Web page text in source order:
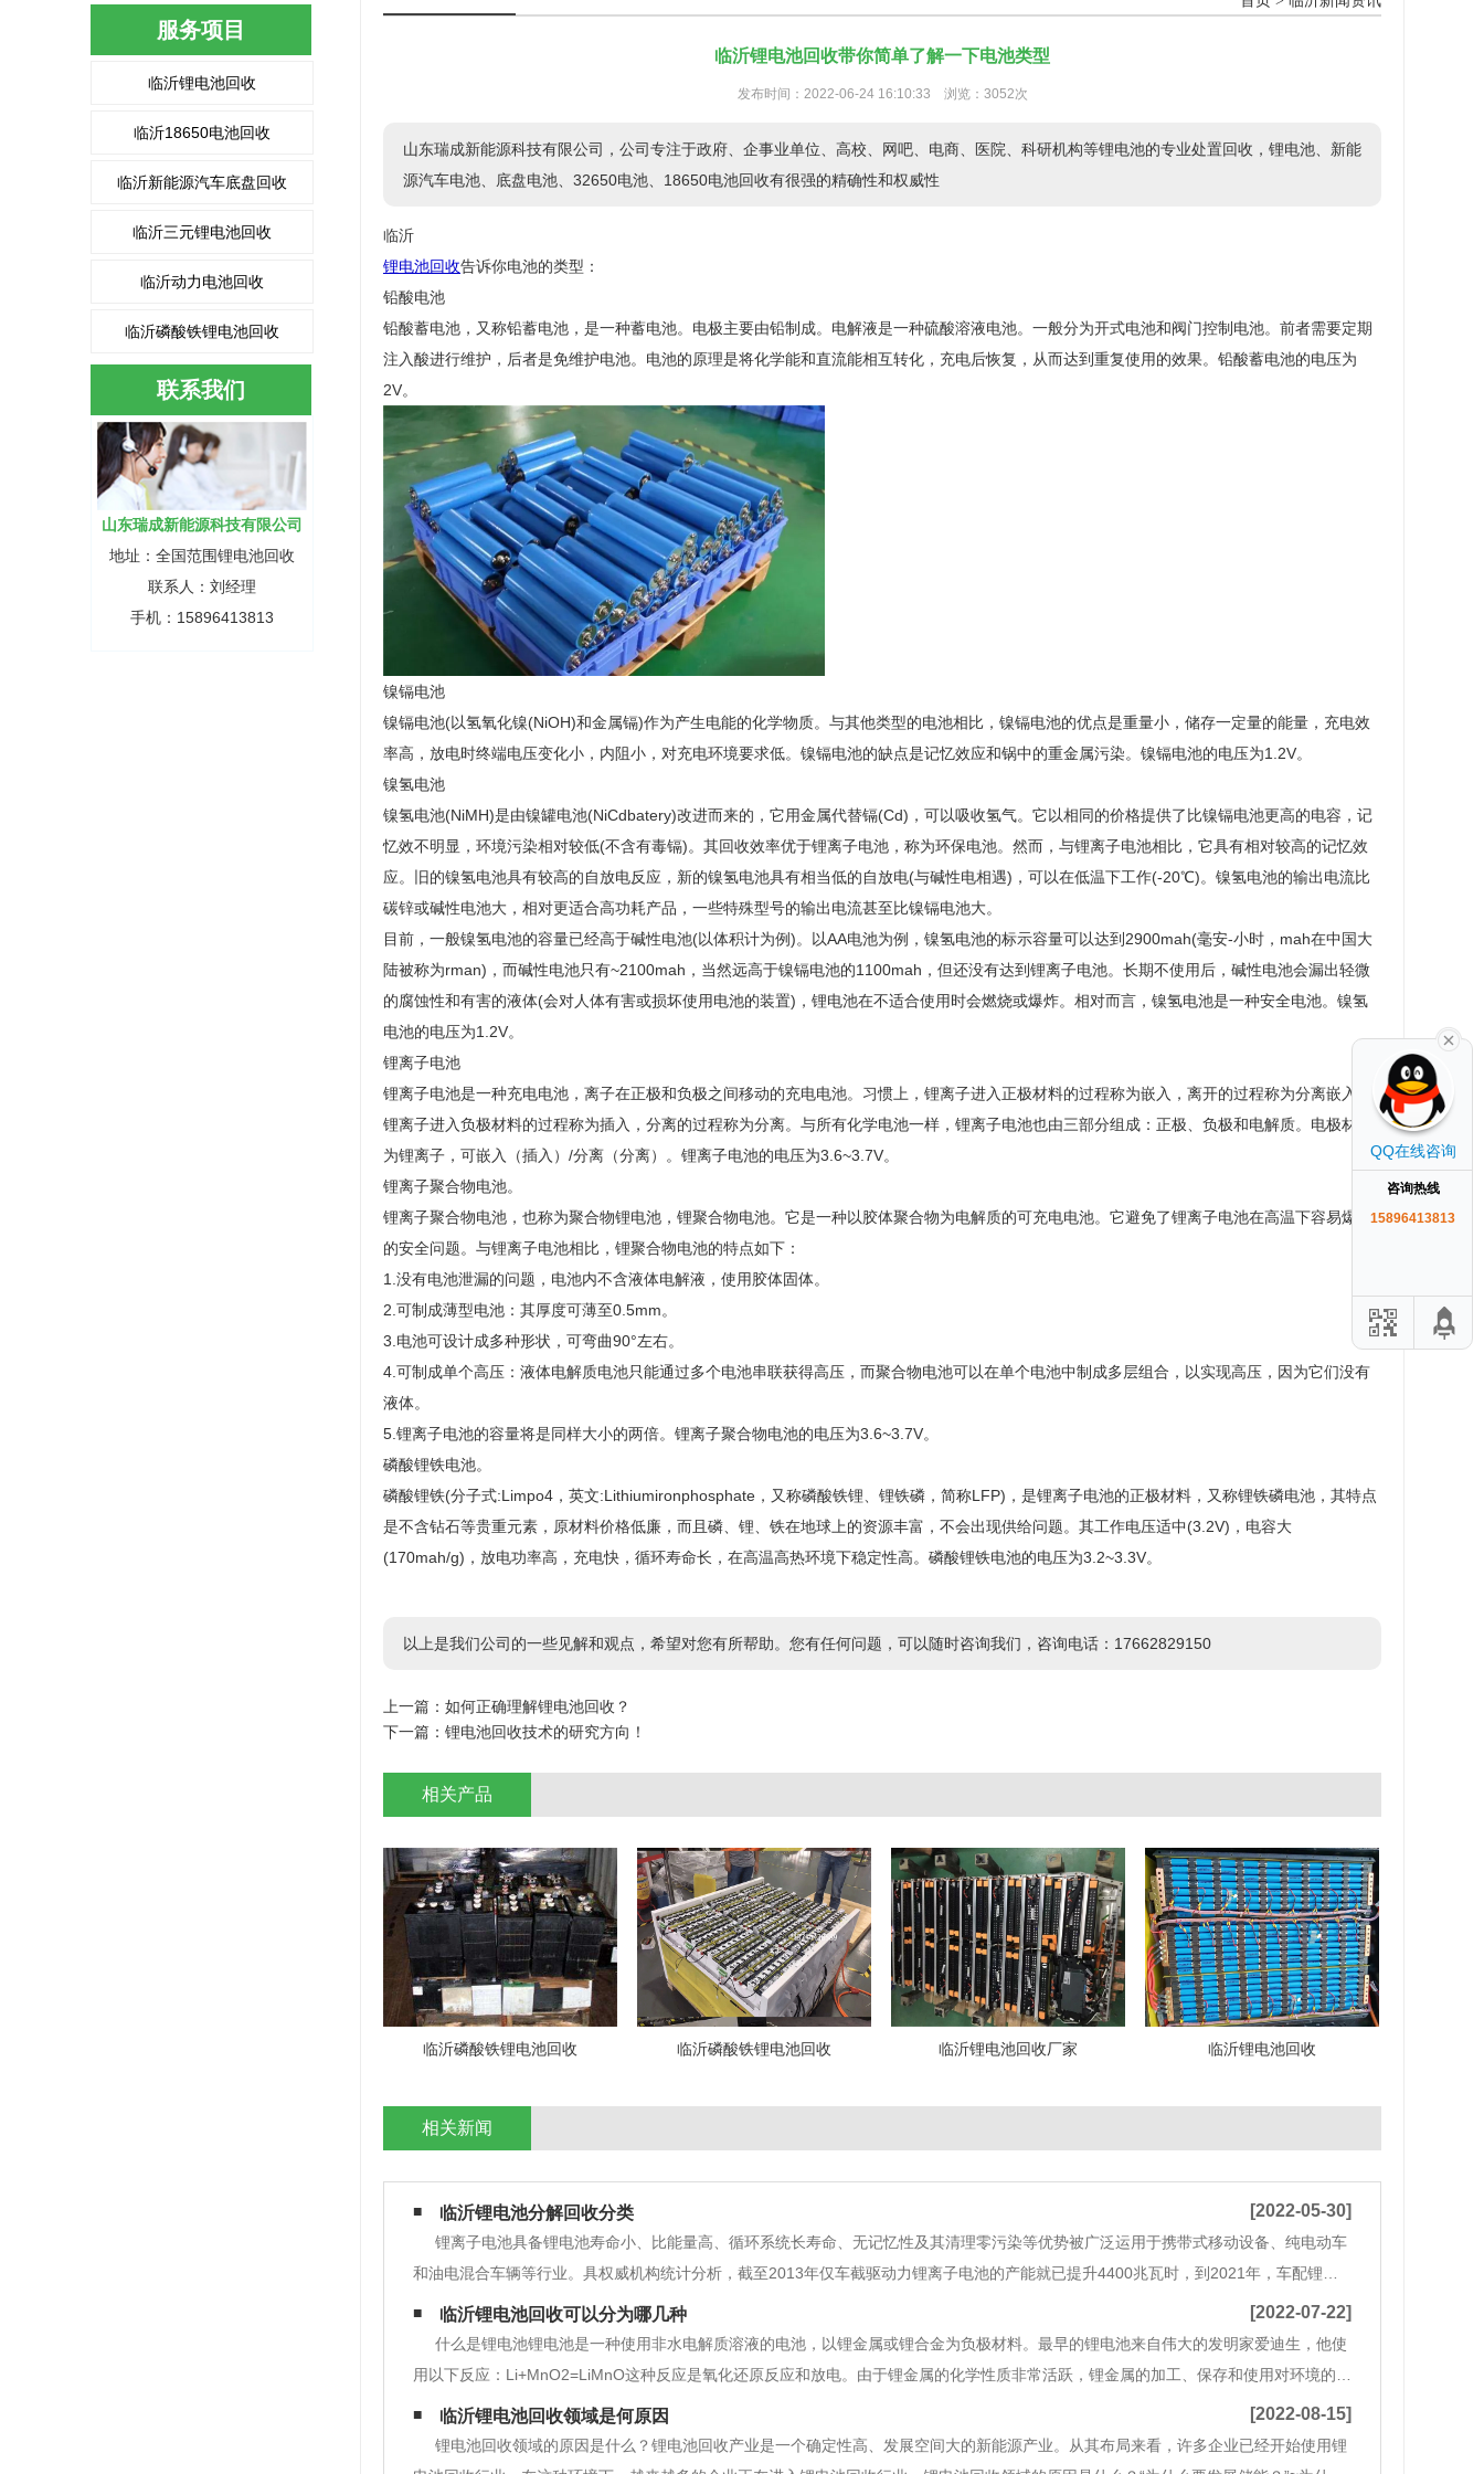
服务项目
临沂锂电池回收
临沂18650电池回收
临沂新能源汽车底盘回收
临沂三元锂电池回收
临沂动力电池回收
临沂磷酸铁锂电池回收
联系我们
山东瑞成新能源科技有限公司
地址：全国范围锂电池回收
联系人：刘经理
手机：15896413813
临沂锂电池回收带你简单了解一下电池类型
发布时间：2022-06-24 16:10:33 浏览：3052次
山东瑞成新能源科技有限公司，公司专注于政府、企事业单位、高校、网吧、电商、医院、科研机构等锂电池的专业处置回收，锂电池、新能
源汽车电池、底盘电池、32650电池、18650电池回收有很强的精确性和权威性
临沂
锂电池回收告诉你电池的类型：
铅酸电池
铅酸蓄电池，又称铅蓄电池，是一种蓄电池。电极主要由铅制成。电解液是一种硫酸溶液电池。一般分为开式电池和阀门控制电池。前者需要定期
注入酸进行维护，后者是免维护电池。电池的原理是将化学能和直流能相互转化，充电后恢复，从而达到重复使用的效果。铅酸蓄电池的电压为
2V。
镍镉电池
镍镉电池(以氢氧化镍(NiOH)和金属镉)作为产生电能的化学物质。与其他类型的电池相比，镍镉电池的优点是重量小，储存一定量的能量，充电效
率高，放电时终端电压变化小，内阻小，对充电环境要求低。镍镉电池的缺点是记忆效应和锅中的重金属污染。镍镉电池的电压为1.2V。
镍氢电池
镍氢电池(NiMH)是由镍罐电池(NiCdbatery)改进而来的，它用金属代替镉(Cd)，可以吸收氢气。它以相同的价格提供了比镍镉电池更高的电容，记
忆效不明显，环境污染相对较低(不含有毒镉)。其回收效率优于锂离子电池，称为环保电池。然而，与锂离子电池相比，它具有相对较高的记忆效
应。旧的镍氢电池具有较高的自放电反应，新的镍氢电池具有相当低的自放电(与碱性电相遇)，可以在低温下工作(-20℃)。镍氢电池的输出电流比
碳锌或碱性电池大，相对更适合高功耗产品，一些特殊型号的输出电流甚至比镍镉电池大。
目前，一般镍氢电池的容量已经高于碱性电池(以体积计为例)。以AA电池为例，镍氢电池的标示容量可以达到2900mah(毫安-小时，mah在中国大
陆被称为rman)，而碱性电池只有~2100mah，当然远高于镍镉电池的1100mah，但还没有达到锂离子电池。长期不使用后，碱性电池会漏出轻微
的腐蚀性和有害的液体(会对人体有害或损坏使用电池的装置)，锂电池在不适合使用时会燃烧或爆炸。相对而言，镍氢电池是一种安全电池。镍氢
电池的电压为1.2V。
锂离子电池
锂离子电池是一种充电电池，离子在正极和负极之间移动的充电电池。习惯上，锂离子进入正极材料的过程称为嵌入，离开的过程称为分离嵌入；
锂离子进入负极材料的过程称为插入，分离的过程称为分离。与所有化学电池一样，锂离子电池也由三部分组成：正极、负极和电解质。电极材料
为锂离子，可嵌入（插入）/分离（分离）。锂离子电池的电压为3.6~3.7V。
锂离子聚合物电池。
锂离子聚合物电池，也称为聚合物锂电池，锂聚合物电池。它是一种以胶体聚合物为电解质的可充电电池。它避免了锂离子电池在高温下容易爆炸
的安全问题。与锂离子电池相比，锂聚合物电池的特点如下：
1.没有电池泄漏的问题，电池内不含液体电解液，使用胶体固体。
2.可制成薄型电池：其厚度可薄至0.5mm。
3.电池可设计成多种形状，可弯曲90°左右。
4.可制成单个高压：液体电解质电池只能通过多个电池串联获得高压，而聚合物电池可以在单个电池中制成多层组合，以实现高压，因为它们没有
液体。
5.锂离子电池的容量将是同样大小的两倍。锂离子聚合物电池的电压为3.6~3.7V。
磷酸锂铁电池。
磷酸锂铁(分子式:Limpo4，英文:Lithiumironphosphate，又称磷酸铁锂、锂铁磷，简称LFP)，是锂离子电池的正极材料，又称锂铁磷电池，其特点
是不含钻石等贵重元素，原材料价格低廉，而且磷、锂、铁在地球上的资源丰富，不会出现供给问题。其工作电压适中(3.2V)，电容大
(170mah/g)，放电功率高，充电快，循环寿命长，在高温高热环境下稳定性高。磷酸锂铁电池的电压为3.2~3.3V。
以上是我们公司的一些见解和观点，希望对您有所帮助。您有任何问题，可以随时咨询我们，咨询电话：17662829150
上一篇： 如何正确理解锂电池回收？
下一篇： 锂电池回收技术的研究方向！
相关产品
临沂磷酸铁锂电池回收 临沂磷酸铁锂电池回收 临沂锂电池回收厂家 临沂锂电池回收
相关新闻
临沂锂电池分解回收分类 [2022-05-30]
锂离子电池具备锂电池寿命小、比能量高、循环系统长寿命、无记忆性及其清理零污染等优势被广泛运用于携带式移动设备、纯电动车
和油电混合车辆等行业。具权威机构统计分析，截至2013年仅车截驱动力锂离子电池的产能就已提升4400兆瓦时，到2021年，车配锂离
子电池产能很有可能飙升至逾59000兆瓦时，这等同于2013年的10倍。这般很大的产能和市场的需求，这就决策了每一年有上百兆乃至过
千兆瓦时的锂离子电池损
临沂锂电池回收可以分为哪几种 [2022-07-22]
什么是锂电池锂电池是一种使用非水电解质溶液的电池，以锂金属或锂合金为负极材料。最早的锂电池来自伟大的发明家爱迪生，他使
用以下反应：Li+MnO2=LiMnO这种反应是氧化还原反应和放电。由于锂金属的化学性质非常活跃，锂金属的加工、保存和使用对环境的要
求非常高。因此，锂电池已经很久没有使用了。现在锂电池回收已经成为主流。锂电池材料锂电池负极材料一般分为以下几种：第一种是
碳负极材料：目前实际用于锂离子
临沂锂电池回收领域是何原因 [2022-08-15]
锂电池回收领域的原因是什么？锂电池回收产业是一个确定性高、发展空间大的新能源产业。从其布局来看，许多企业已经开始使用锂
QQ在线咨询
咨询热线
15896413813